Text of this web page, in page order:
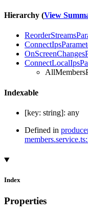
Hierarchy (View
Indexable
[key: string]: any
Defined in
Index
Properties